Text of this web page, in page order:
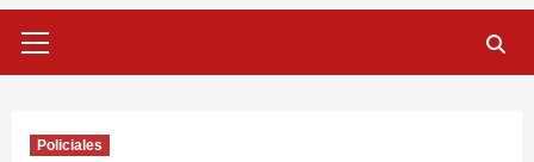
primario
Policiales